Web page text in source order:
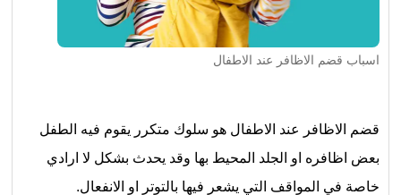
اسباب قضم الاظافر عند الاطفال
قضم الاظافر عند الاطفال هو سلوك متكرر يقوم فيه الطفل
بعض اظافره او الجلد المحيط بها وقد يحدث بشكل لا ارادي
خاصة في المواقف التي يشعر فيها بالتوتر او الانفعال.